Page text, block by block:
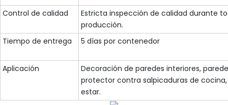
Control de calidad
Estricta inspección de calidad durante
producción.
Tiempo de entrega
5 días por contenedor
Aplicación
Decoración de paredes interiores,
protector contra salpicaduras de
estar.